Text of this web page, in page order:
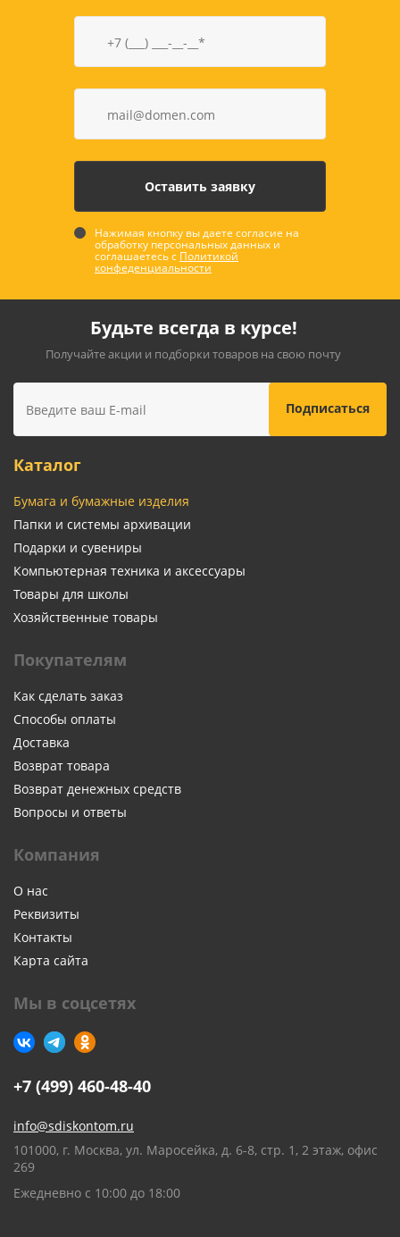
Нажимая кнопку вы даете согласие на
обработку персональных данных и
соглашаетесь с Политикой
конфеденциальности
Будьте всегда в курсе!
Получайте акции и подборки товаров на свою почту
Каталог
Бумага и бумажные изделия
Папки и системы архивации
Подарки и сувениры
Компьютерная техника и аксессуары
Товары для школы
Хозяйственные товары
Покупателям
Как сделать заказ
Способы оплаты
Доставка
Возврат товара
Возврат денежных средств
Вопросы и ответы
Компания
О нас
Реквизиты
Контакты
Карта сайта
Мы в соцсетях
+7 (499) 460-48-40
info@sdiskontom.ru
101000, г. Москва, ул. Маросейка, д. 6-8, стр. 1, 2 этаж, офис
269
Ежедневно с 10:00 до 18:00